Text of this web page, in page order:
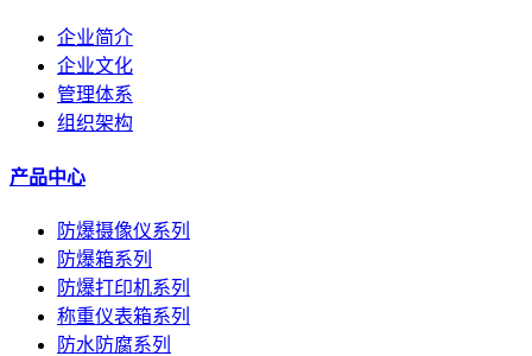
企业简介
企业文化
管理体系
组织架构
产品中心
防爆摄像仪系列
防爆箱系列
防爆打印机系列
称重仪表箱系列
防水防腐系列